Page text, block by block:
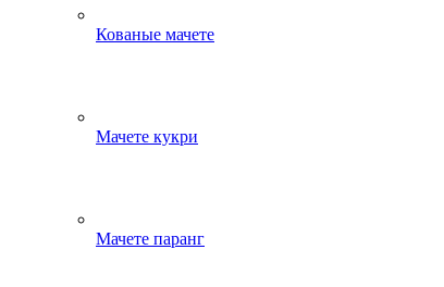
Кованые мачете
Мачете кукри
Мачете паранг